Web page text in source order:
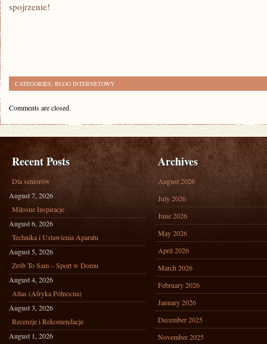
spojrzenie!
CATEGORIES: BLOG INTERNETOWY
Comments are closed.
Recent Posts
Dla seniorów
August 7, 2026
Miłosne Inspiracje
August 6, 2026
Technika i Ustawienia Aparatu
August 5, 2026
Zrób To Sam – Sport w Domu
August 4, 2026
Atlas (Afryka Północna)
August 3, 2026
Recenzje i Rekomendacje
August 1, 2026
Archives
August 2026
July 2026
June 2026
May 2026
April 2026
March 2026
February 2026
January 2026
December 2025
November 2025